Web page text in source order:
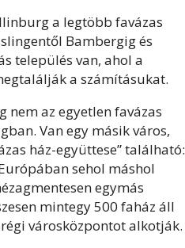
a legtöbb favázas
Bambergig és
település van, ahol a
a számításukat.
az egyetlen favázas
Van egy másik város,
ház-együttese” található:
sehol máshol
egymás
mintegy 500 faház áll
városközpontot alkotják.